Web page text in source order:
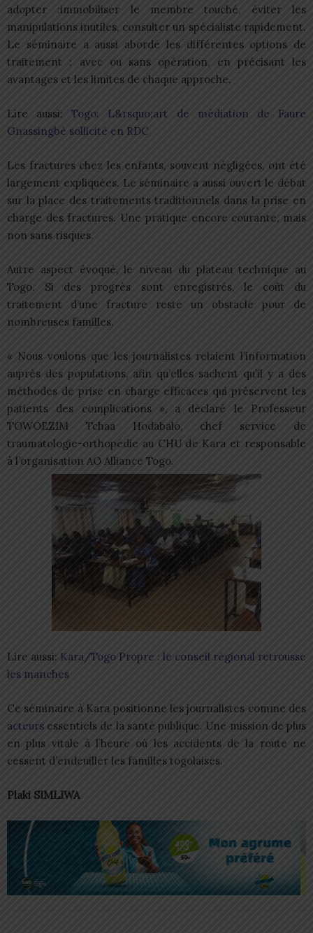
adopter :immobiliser le membre touché, éviter les
manipulations inutiles, consulter un spécialiste rapidement.
Le séminaire a aussi abordé les différentes options de
traitement : avec ou sans opération, en précisant les
avantages et les limites de chaque approche.
Lire aussi:Togo: L&rsquo;art de médiation de Faure
Gnassingbé sollicité en RDC
Les fractures chez les enfants, souvent négligées, ont été
largement expliquées. Le séminaire a aussi ouvert le débat
sur la place des traitements traditionnels dans la prise en
charge des fractures. Une pratique encore courante, mais
non sans risques.
Autre aspect évoqué, le niveau du plateau technique au
Togo. Si des progrès sont enregistrés, le coût du
traitement d’une fracture reste un obstacle pour de
nombreuses familles.
« Nous voulons que les journalistes relaient l’information
auprès des populations, afin qu’elles sachent qu’il y a des
méthodes de prise en charge efficaces qui préservent les
patients des complications », a déclaré le Professeur
TOWOEZIM Tchaa Hodabalo, chef service de
traumatologie-orthopédie au CHU de Kara et responsable
à l’organisation AO Alliance Togo.
Lire aussi: Kara/Togo Propre : le conseil régional retrousse
les manches
Ce séminaire à Kara positionne les journalistes comme des
acteurs essentiels de la santé publique. Une mission de plus
en plus vitale à l’heure où les accidents de la route ne
cessent d’endeuiller les familles togolaises.
Plaki SIMLIWA